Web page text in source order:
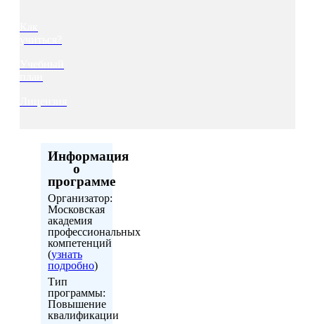
Информация
о
программе
Организатор:
Московская
академия
профессиональных
компетенций
(узнать
подробно)
Тип
программы:
Повышение
квалификации